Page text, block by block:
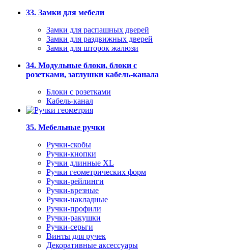
33. Замки для мебели
Замки для распашных дверей
Замки для раздвижных дверей
Замки для шторок жалюзи
34. Модульные блоки, блоки с
розетками, заглушки кабель-канала
Блоки с розетками
Кабель-канал
35. Мебельные ручки
Ручки-скобы
Ручки-кнопки
Ручки длинные XL
Ручки геометрических форм
Ручки-рейлинги
Ручки-врезные
Ручки-накладные
Ручки-профили
Ручки-ракушки
Ручки-серьги
Винты для ручек
Декоративные аксессуары